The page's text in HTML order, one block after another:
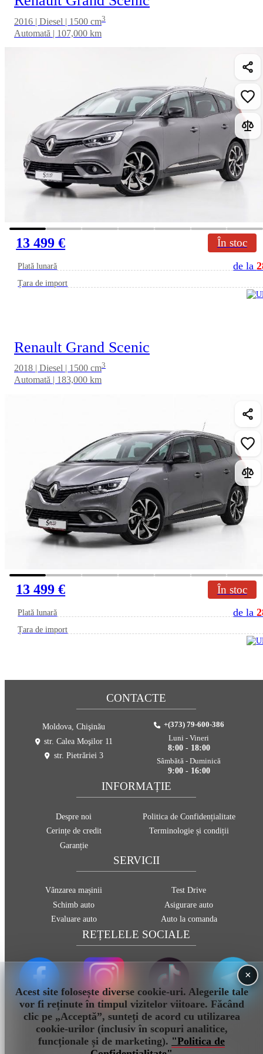
×
Acest site folosește diverse cookie-uri. Alegerile tale
vor fi reținute în timpul vizitelor viitoare. Făcând
clic pe „Acceptă”, sunteți de acord cu utilizarea
cookie-urilor (inclusiv în scopuri analitice,
funcționale și de marketing). "Politica de
2016 | Diesel | 1500 cm3
Automată | 107,000 km
13 499 € În stoc
Plată lunară de la
Țara de import
Renault Grand Scenic
2018 | Diesel | 1500 cm3
Automată | 183,000 km
13 499 € În stoc
Plată lunară de la
Țara de import
SERVICII
Vânzarea mașinii
Schimb auto
Evaluare auto
Test Drive
Asigurare auto
Auto la comanda
INFORMAȚIE
Despre noi
Cerințe de credit
Garanție
Politica de Confidențialitate
Terminologie și condiții
CONTACTE
Moldova, Chişinău
str. Calea Moşilor 11
str. Pietrăriei 3
+(373) 79-600-386
Luni - Vineri
8:00 - 18:00
Sâmbătă - Duminică
9:00 - 16:00
REȚELELE SOCIALE
info@sauto.md